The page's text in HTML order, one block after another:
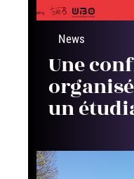
News
Une
un